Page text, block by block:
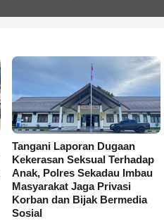
Tangani Laporan Dugaan
Kekerasan Seksual Terhadap
Anak, Polres Sekadau Imbau
Masyarakat Jaga Privasi
Korban dan Bijak Bermedia
Sosial